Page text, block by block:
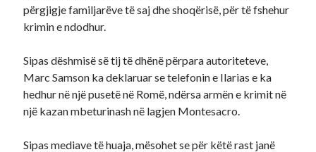
përgjigje familjarëve të saj dhe shoqërisë, për të fshehur
krimin e ndodhur.
Sipas dëshmisë së tij të dhënë përpara autoriteteve,
Marc Samson ka deklaruar se telefonin e Ilarias e ka
hedhur në një pusetë në Romë, ndërsa armën e krimit në
një kazan mbeturinash në lagjen Montesacro.
Sipas mediave të huaja, mësohet se për këtë rast janë